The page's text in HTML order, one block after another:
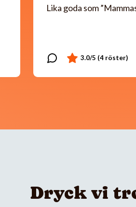
Lika goda som
Dryck vi